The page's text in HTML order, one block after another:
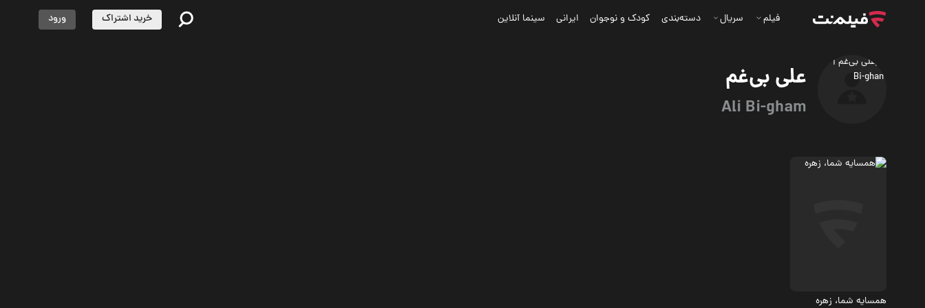
علی بی‌غم
Ali Bi-gham
فیلم سریال دسته‌بندی کودک و نوجوان ایرانی سینما آنلاین خرید اشتراک ورود
همسایه شما، زهره